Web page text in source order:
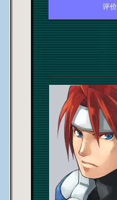
评价